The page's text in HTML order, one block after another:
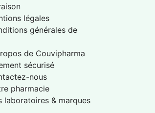
légales
générales de
de Couvipharma
sécurisé
nous
pharmacie
laboratoires & marques